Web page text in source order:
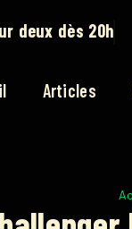
deux dès 20h
Articles